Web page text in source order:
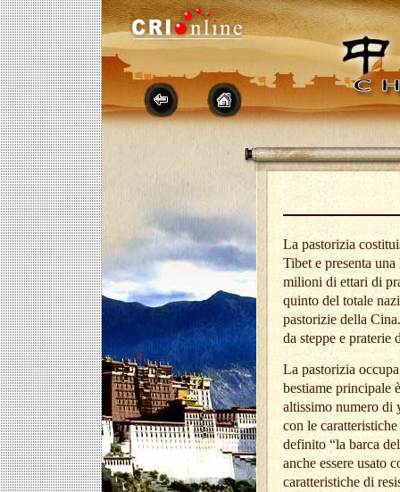
La pastorizia
Tibet e presenta
milioni di ettari di
quinto del totale
pastorizie della
da steppe e praterie
La pastorizia
bestiame principale
altissimo numero di
con le
definito “la barca
anche essere usato
caratteristiche di